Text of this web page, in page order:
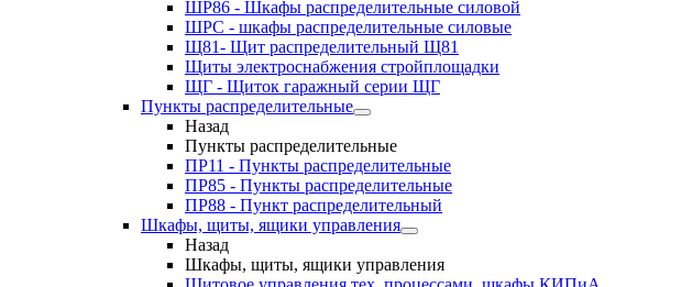
ШР86 - Шкафы распределительные силовой
ШРС - шкафы распределительные силовые
Щ81- Щит распределительный Щ81
Щиты электроснабжения стройплощадки
ЩГ - Щиток гаражный серии ЩГ
Пункты распределительные
Назад
Пункты распределительные
ПР11 - Пункты распределительные
ПР85 - Пункты распределительные
ПР88 - Пункт распределительный
Шкафы, щиты, ящики управления
Назад
Шкафы, щиты, ящики управления